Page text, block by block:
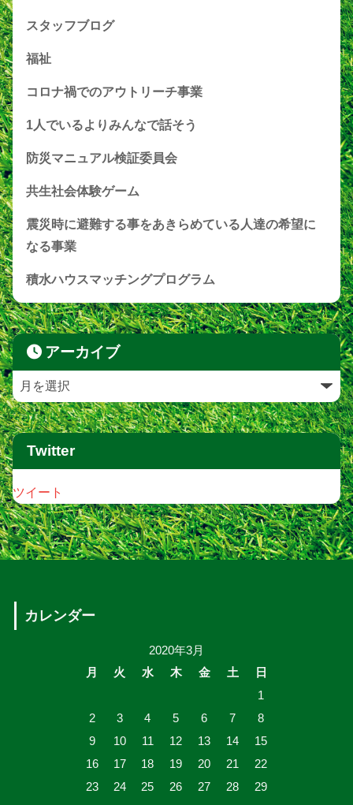
スタッフブログ
福祉
コロナ禍でのアウトリーチ事業
1人でいるよりみんなで話そう
防災マニュアル検証委員会
共生社会体験ゲーム
震災時に避難する事をあきらめている人達の希望に
なる事業
積水ハウスマッチングプログラム
アーカイブ
Twitter
ツイート
カレンダー
2020年3月
月
火 水 木 金 土
日
1
2
3 4 5 6 7
8
9
10 11 12 13 14
15
16
17 18 19 20 21
22
23
24 25 26 27 28
29